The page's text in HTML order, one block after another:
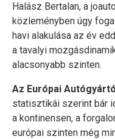
Halász Bertalan, a
közleményben úgy
havi alakulása az év
a tavalyi
alacsonyabb szinten.
Az Európai
statisztikái szerint bár
a kontinensen, a
európai szinten még